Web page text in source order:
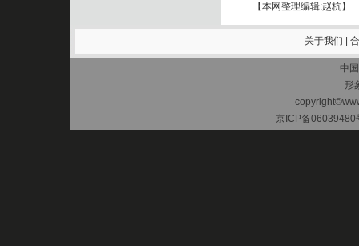
【本网整理编辑:赵杭】
关于我们
中
形
京ICP备06039480